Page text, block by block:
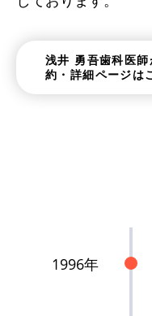
浅井 勇吾歯科医
約・詳細ページは
1996年